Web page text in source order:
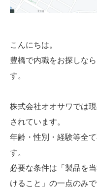
こんにちは。
豊橋で内職をお探しな
す。
株式会社オオサワでは
されています。
年齢・性別・経験等全
す。
必要な条件は「製品を
けること」の一点のみで